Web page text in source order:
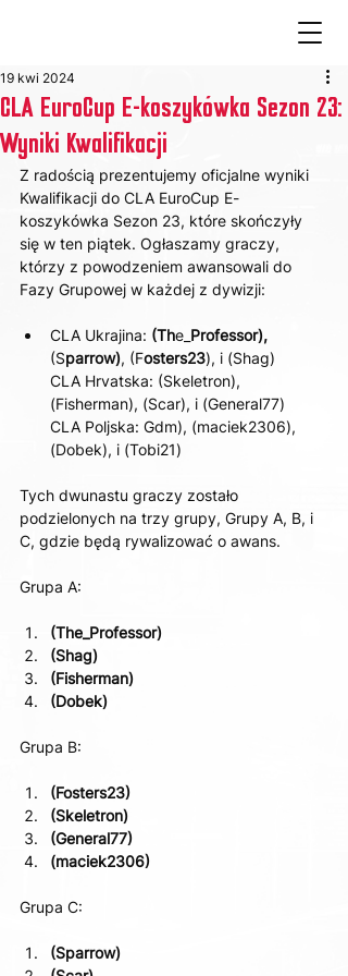
CLA EuroCup E-koszykówka Sezon 23:
Wyniki Kwalifikacji
19 kwi 2024
Z radością prezentujemy oficjalne wyniki
Kwalifikacji do CLA EuroCup E-
koszykówka Sezon 23, które skończyły
się w ten piątek. Ogłaszamy graczy,
którzy z powodzeniem awansowali do
Fazy Grupowej w każdej z dywizji:
CLA Ukrajina: (The_ Professor),
(Sparrow), (Fosters23), і (Shag)
CLA Hrvatska: (Skeletron),
(Fisherman), (Scar), і (General77)
CLA Poljska: Gdm), (maciek2306),
(Dobek), і (Tobi21)
Tych dwunastu graczy zostało
podzielonych na trzy grupy, Grupy A, B, i
C, gdzie będą rywalizować o awans.
Grupa A:
(The_Professor)
(Shag)
(Fisherman)
(Dobek)
Grupa B:
(Fosters23)
(Skeletron)
(General77)
(maciek2306)
Grupa C:
(Sparrow)